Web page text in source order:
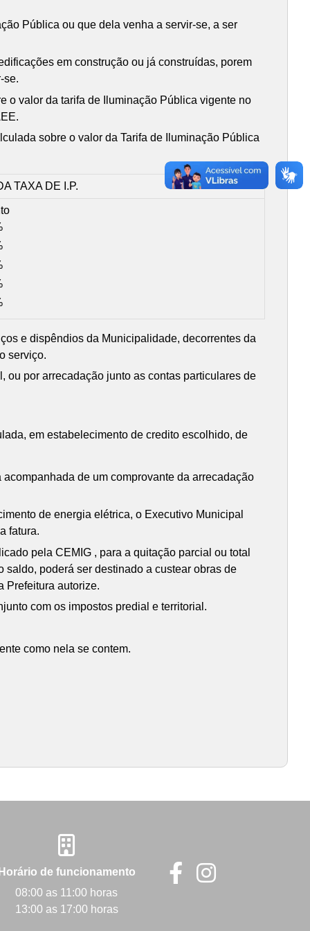
Pública ou que dela venha a servir-se, a ser
em construção ou já construídas, porem
se.
o valor da tarifa de Iluminação Pública vigente no
sobre o valor da Tarifa de Iluminação Pública
TAXA DE I.P.
e dispêndios da Municipalidade, decorrentes da
serviço.
ou por arrecadação junto as contas particulares de
em estabelecimento de credito escolhido, de
de um comprovante da arrecadação
de energia elétrica, o Executivo Municipal
fatura.
pela CEMIG , para a quitação parcial ou total
poderá ser destinado a custear obras de
Prefeitura autorize.
com os impostos predial e territorial.
como nela se contem.
Horário de funcionamento
08:00 as 11:00 horas
13:00 as 17:00 horas